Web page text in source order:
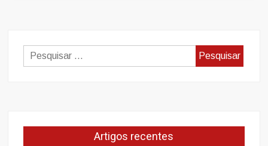
Pesquisar
por:
Artigos recentes